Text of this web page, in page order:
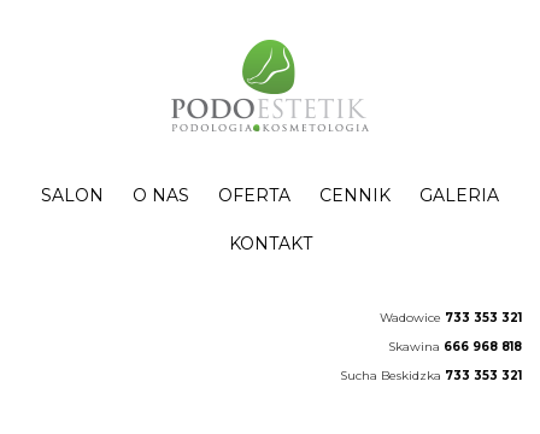
SALON O NAS OFERTA CENNIK GALERIA
KONTAKT
Wadowice 733 353 321
Skawina 666 968 818
Sucha Beskidzka 733 353 321